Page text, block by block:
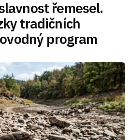
řemesel.
tradičních
program